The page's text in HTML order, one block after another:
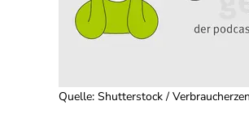
Quelle: Shutterstock /